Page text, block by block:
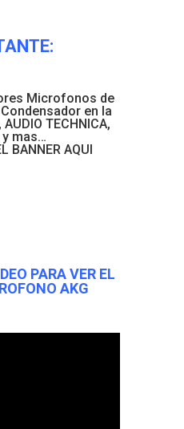
Microfonos de
en la
TECHNICA,
y mas…
BANNER AQUI
PARA VER EL
AKG